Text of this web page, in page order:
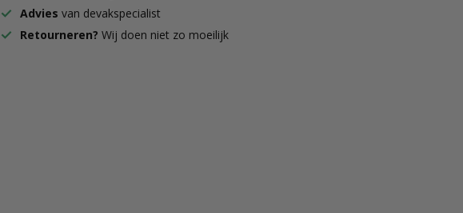
Advies van devakspecialist
Retourneren?Wij doen niet zo moeilijk